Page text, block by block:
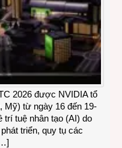
2026 được NVIDIA tổ
Mỹ) từ ngày 16 đến 19-
trí tuệ nhân tạo (AI) do
triển, quy tụ các